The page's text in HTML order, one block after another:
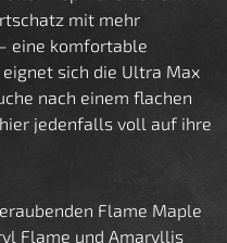
mit mehr
eine komfortable
sich die Ultra Max
nach einem flachen
jedenfalls voll auf ihre
Flame Maple
Flame und Amaryllis